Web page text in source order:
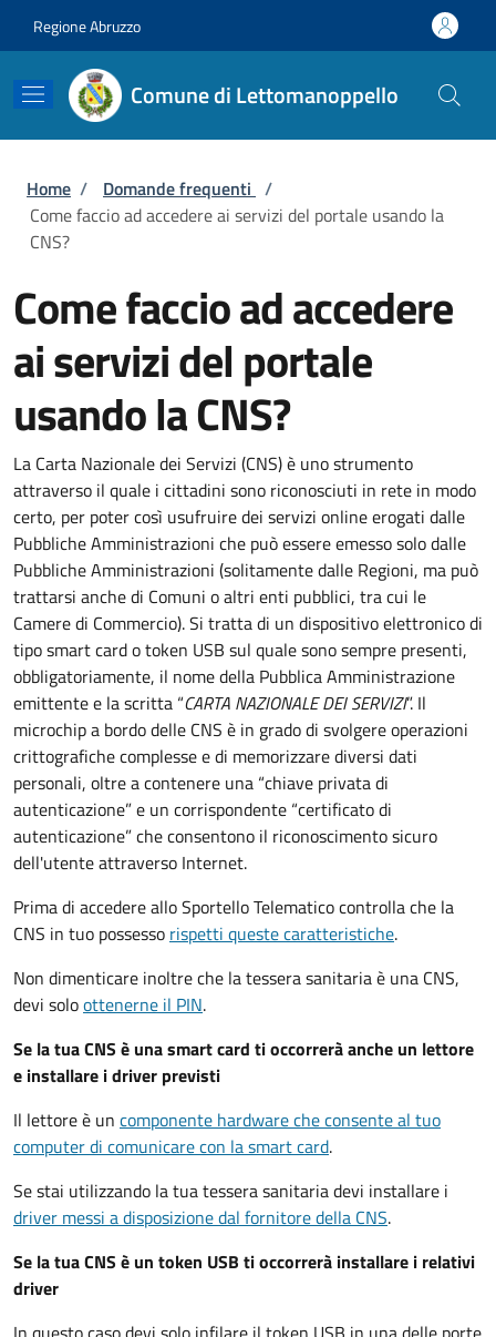
Regione Abruzzo
Comune di Lettomanoppello
Briciole di pane
Home / Domande frequenti /
Come faccio ad accedere ai servizi del portale usando la
CNS?
Come faccio ad accedere
ai servizi del portale
usando la CNS?
La Carta Nazionale dei Servizi (CNS) è uno strumento
attraverso il quale i cittadini sono riconosciuti in rete in modo
certo, per poter così usufruire dei servizi online erogati dalle
Pubbliche Amministrazioni che può essere emesso solo dalle
Pubbliche Amministrazioni (solitamente dalle Regioni, ma può
trattarsi anche di Comuni o altri enti pubblici, tra cui le
Camere di Commercio).Si tratta di un dispositivo elettronico di
tiposmart cardo token USB sul quale sono sempre presenti,
obbligatoriamente, il nome della Pubblica Amministrazione
emittente e la scritta “CARTA NAZIONALE DEI SERVIZI”. Il
microchip a bordo delle CNS è in grado di svolgere operazioni
crittografiche complesse e di memorizzare diversi dati
personali, oltre a contenere una “chiave privata di
autenticazione” e un corrispondente “certificato di
autenticazione” che consentono il riconoscimento sicuro
dell'utente attraverso Internet.
Prima di accedere allo Sportello Telematico controlla che la
CNS in tuo possesso rispetti queste caratteristiche.
Non dimenticare inoltre che la tessera sanitaria è una CNS,
devi soloottenerne il PIN.
Se la tua CNS è una smart card ti occorrerà anche un lettore
e installare i driver previsti
Il lettore è un componente hardware che consente al tuo
computer di comunicare con la smart card.
Se stai utilizzando la tua tessera sanitaria devi installare i
driver messi a disposizione dal fornitore della CNS.
Se la tua CNS è un token USB ti occorrerà installare i relativi
driver